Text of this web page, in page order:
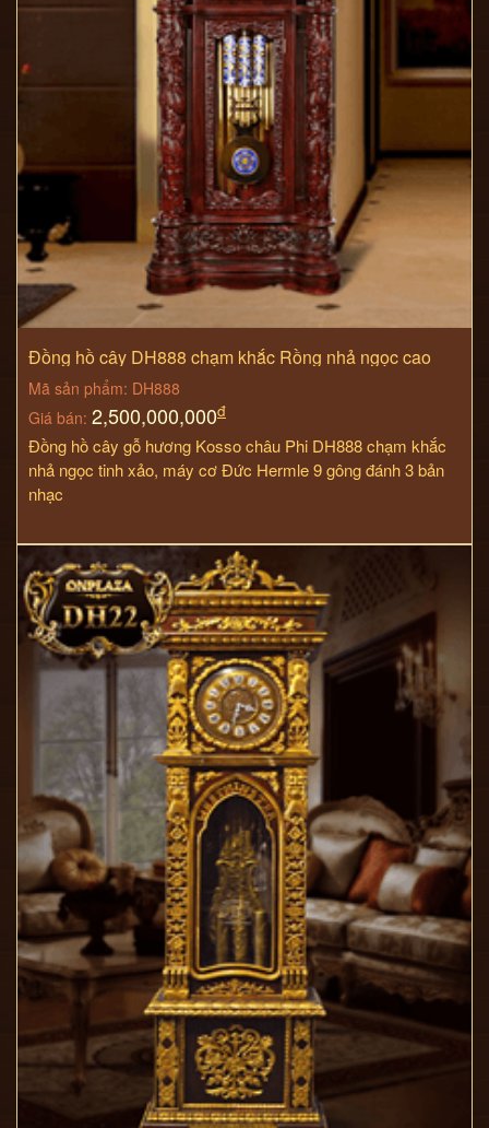
Đồng hồ cây DH888 chạm khắc Rồng nhả ngọc cao
cấp
Mã sản phẩm: DH888
Giá bán: 2,500,000,000đ
Đồng hồ cây gỗ hương Kosso châu Phi DH888 chạm khắc
nhả ngọc tinh xảo, máy cơ Đức Hermle 9 gông đánh 3 bản
nhạc